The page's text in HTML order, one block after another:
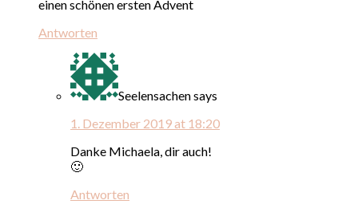
einen schönen ersten Advent
Antworten
Seelensachensays
1. Dezember 2019 at 18:20
Danke Michaela, dir auch!
🙂
Antworten